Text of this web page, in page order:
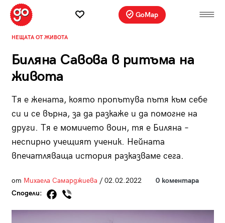
GoMap
НЕЩАТА ОТ ЖИВОТА
Биляна Савова в ритъма на
живота
Тя е жената, която пропътува пътя към себе
си и се върна, за да разкаже и да помогне на
други. Тя е момичето воин, тя е Биляна –
неспирно учещият ученик. Нейната
впечатляваща история разказваме сега.
от Михаела Самарджиева / 02.02.2022
0 коментара
Сподели: